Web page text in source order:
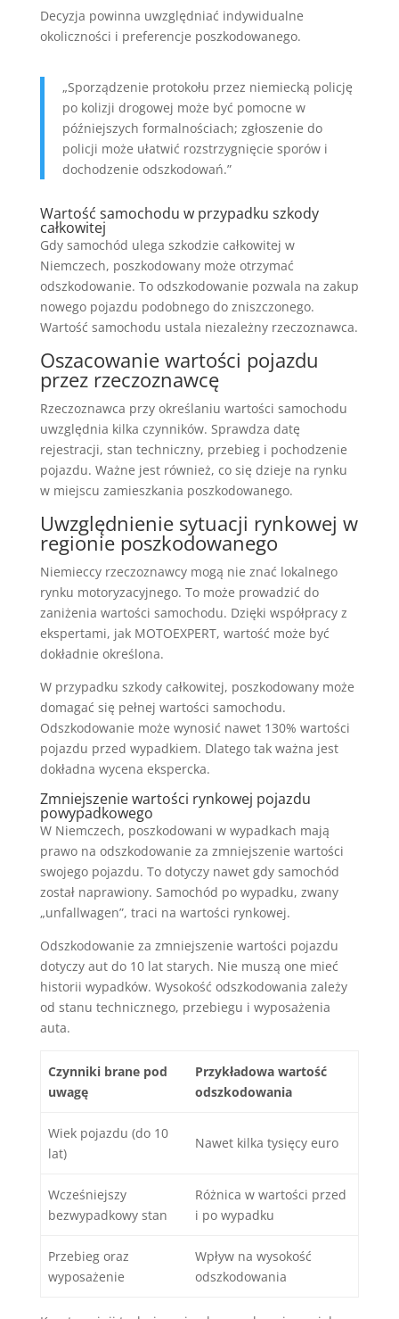
Decyzja powinna uwzględniać indywidualne
okoliczności i preferencje poszkodowanego.
„Sporządzenie protokołu przez niemiecką policję
po kolizji drogowej może być pomocne w
późniejszych formalnościach; zgłoszenie do
policji może ułatwić rozstrzygnięcie sporów i
dochodzenie odszkodowań.”
Wartość samochodu w przypadku szkody
całkowitej
Gdy samochód ulega szkodzie całkowitej w
Niemczech, poszkodowany może otrzymać
odszkodowanie. To odszkodowanie pozwala na zakup
nowego pojazdu podobnego do zniszczonego.
Wartość samochodu ustala niezależny rzeczoznawca.
Oszacowanie wartości pojazdu
przez rzeczoznawcę
Rzeczoznawca przy określaniu wartości samochodu
uwzględnia kilka czynników. Sprawdza datę
rejestracji, stan techniczny, przebieg i pochodzenie
pojazdu. Ważne jest również, co się dzieje na rynku
w miejscu zamieszkania poszkodowanego.
Uwzględnienie sytuacji rynkowej w
regionie poszkodowanego
Niemieccy rzeczoznawcy mogą nie znać lokalnego
rynku motoryzacyjnego. To może prowadzić do
zaniżenia wartości samochodu. Dzięki współpracy z
ekspertami, jak MOTOEXPERT, wartość może być
dokładnie określona.
W przypadku szkody całkowitej, poszkodowany może
domagać się pełnej wartości samochodu.
Odszkodowanie może wynosić nawet 130% wartości
pojazdu przed wypadkiem. Dlatego tak ważna jest
dokładna wycena ekspercka.
Zmniejszenie wartości rynkowej pojazdu
powypadkowego
W Niemczech, poszkodowani w wypadkach mają
prawo na odszkodowanie za zmniejszenie wartości
swojego pojazdu. To dotyczy nawet gdy samochód
został naprawiony. Samochód po wypadku, zwany
„unfallwagen”, traci na wartości rynkowej.
Odszkodowanie za zmniejszenie wartości pojazdu
dotyczy aut do 10 lat starych. Nie muszą one mieć
historii wypadków. Wysokość odszkodowania zależy
od stanu technicznego, przebiegu i wyposażenia
auta.
Czynniki brane pod
uwagę
Przykładowa wartość
odszkodowania
Wiek pojazdu (do 10
lat)
Nawet kilka tysięcy euro
Wcześniejszy
bezwypadkowy stan
Różnica w wartości przed
i po wypadku
Przebieg oraz
wyposażenie
Wpływ na wysokość
odszkodowania